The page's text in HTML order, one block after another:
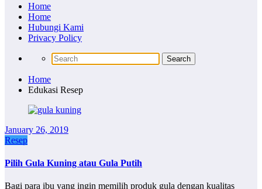
Home
Home
Hubungi Kami
Privacy Policy
Home
Edukasi Resep
January 26, 2019
Resep
Pilih Gula Kuning atau Gula Putih
Bagi para ibu yang ingin memilih produk gula dengan kualitas